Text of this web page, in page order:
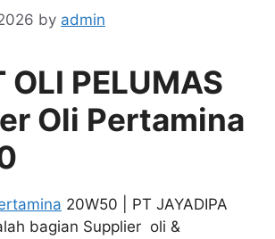
by admin
OLI PELUMAS
Oli Pertamina
20W50 | PT JAYADIPA
bagian Supplier oli &